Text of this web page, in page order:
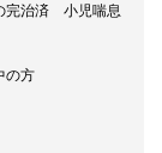
完治済 小児喘息
の方